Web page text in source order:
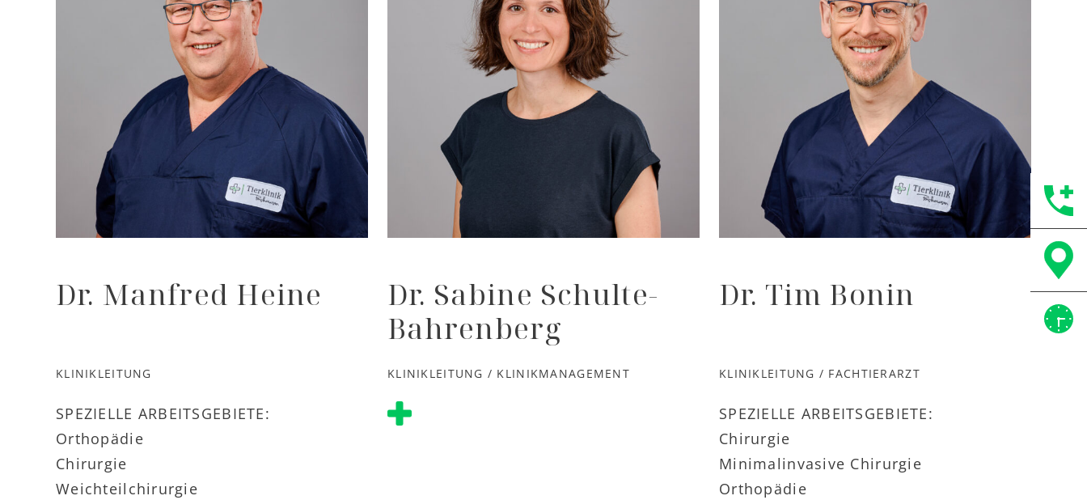
Dr. Manfred Heine
KLINIKLEITUNG
SPEZIELLE ARBEITSGEBIETE:
Orthopädie
Chirurgie
Weichteilchirurgie
Dr. Sabine Schulte-
Bahrenberg
KLINIKLEITUNG / KLINIKMANAGEMENT
Dr. Tim Bonin
KLINIKLEITUNG / FACHTIERARZT
SPEZIELLE ARBEITSGEBIETE:
Chirurgie
Minimalinvasive Chirurgie
Orthopädie